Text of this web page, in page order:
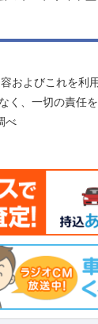
およびこれを利
く、一切の責任を
べ